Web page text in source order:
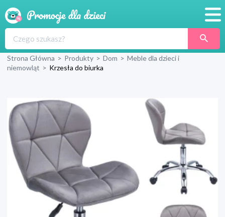
Produkty
Strona Główna > Produkty > Dom > Meble dla dzieci i
niemowląt > Krzesła do biurka